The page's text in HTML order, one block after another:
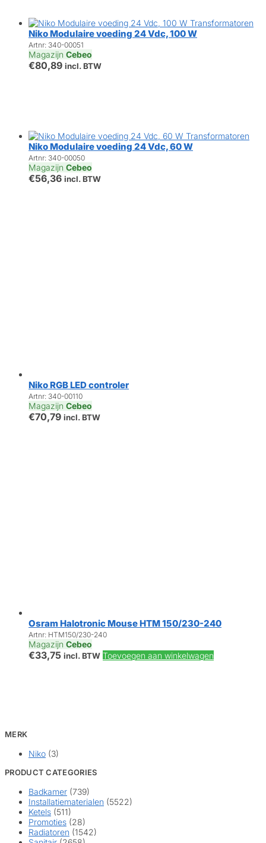
Niko Modulaire voeding 24 Vdc, 100 W
Artnr: 340-00051
Magazijn Cebeo
€80,89 incl. BTW
Niko Modulaire voeding 24 Vdc, 60 W
Artnr: 340-00050
Magazijn Cebeo
€56,36 incl. BTW
Niko RGB LED controler
Artnr: 340-00110
Magazijn Cebeo
€70,79 incl. BTW
Osram Halotronic Mouse HTM 150/230-240
Artnr: HTM150/230-240
Magazijn Cebeo
€33,75 incl. BTW Toevoegen aan winkelwagen
MERK
Niko (3)
PRODUCT CATEGORIES
Badkamer (739)
Installatiematerialen (5522)
Ketels (511)
Promoties (28)
Radiatoren (1542)